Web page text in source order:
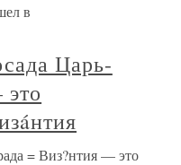
в
Царь-
= Виз?нтия — это